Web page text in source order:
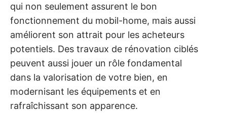
qui non seulement assurent le bon
fonctionnement du mobil-home, mais aussi
améliorent son attrait pour les acheteurs
potentiels. Des travaux de rénovation ciblés
peuvent aussi jouer un rôle fondamental
dans la valorisation de votre bien, en
modernisant les équipements et en
rafraîchissant son apparence.